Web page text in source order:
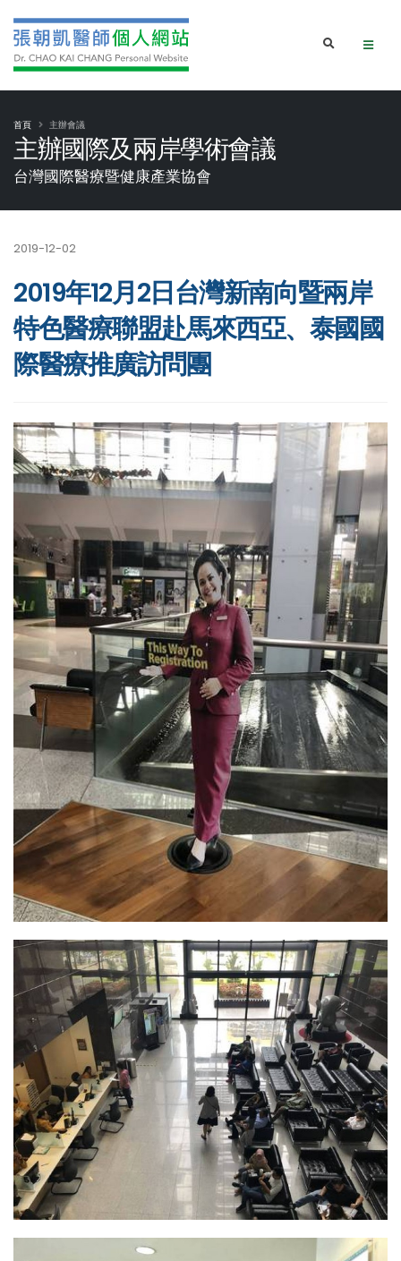
主辦國際及兩岸學術會議
台灣國際醫療暨健康產業協會
首頁 主辦會議
2019-12-02
2019年12月2日台灣新南向暨兩岸
特色醫療聯盟赴馬來西亞、泰國國
際醫療推廣訪問團